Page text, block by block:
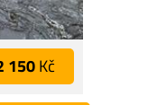
150Kč